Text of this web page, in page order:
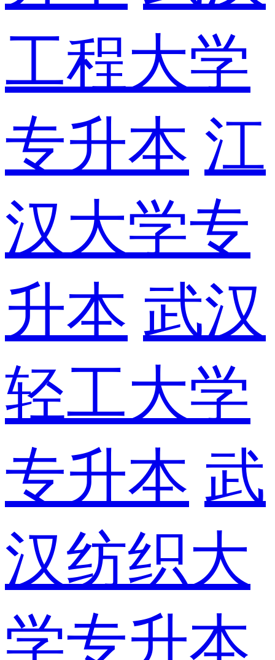
工程大学
专升本 江
汉大学专
升本 武汉
轻工大学
专升本 武
汉纺织大
学专升本